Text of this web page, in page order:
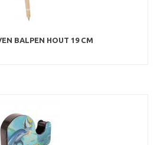
BALPEN HOUT 19 CM